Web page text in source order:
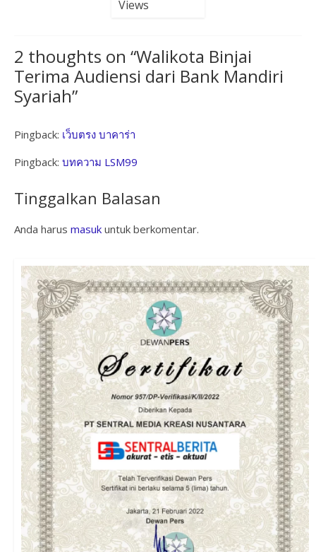
Views
2 thoughts on “Walikota Binjai
Terima Audiensi dari Bank Mandiri
Syariah”
Pingback: เว็บตรง บาคาร่า
Pingback: บทความ LSM99
Tinggalkan Balasan
Anda harus masukuntuk berkomentar.